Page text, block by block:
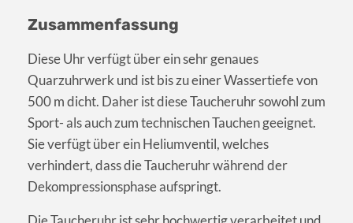
Zusammenfassung
Diese Uhr verfügt über ein sehr genaues
Quarzuhrwerk und ist bis zu einer Wassertiefe von
500 m dicht. Daher ist diese Taucheruhr sowohl zum
Sport- als auch zum technischen Tauchen geeignet.
Sie verfügt über ein Heliumventil, welches
verhindert, dass die Taucheruhr während der
Dekompressionsphase aufspringt.